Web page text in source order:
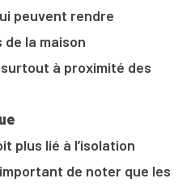
peuvent rendre
la maison
à proximité des
plus lié à l’isolation
de noter que les